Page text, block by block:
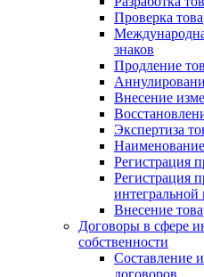
Проверка
знаков
Продление
Внесение
Экспертиза
Регистрация
Регистрация
Внесение
Договоры в сфере
собственности
Составление
договоров